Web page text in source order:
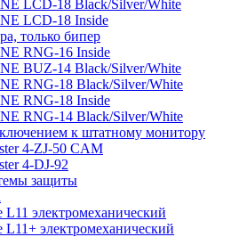
LCD-18 Black/Silver/White
LCD-18 Inside
только бипер
RNG-16 Inside
BUZ-14 Black/Silver/White
RNG-18 Black/Silver/White
RNG-18 Inside
RNG-14 Black/Silver/White
к штатному монитору
4-ZJ-50 CAM
4-DJ-92
защиты
L11 электромеханический
L11+ электромеханический